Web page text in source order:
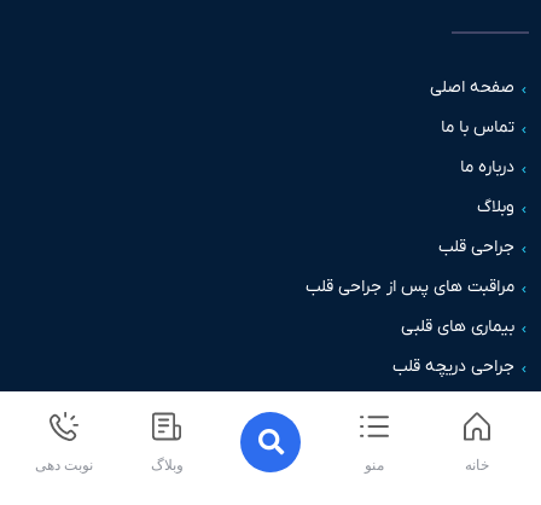
اصلی
با ما
ما
قلب
های پس از جراحی قلب
های قلبی
دریچه قلب
نوبت دهی